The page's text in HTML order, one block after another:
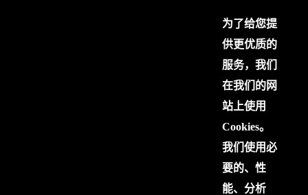
为了给您提
供更优质的
服务，我们
在我们的网
站上使用
Cookies。
我们使用必
要的、性
能、分析